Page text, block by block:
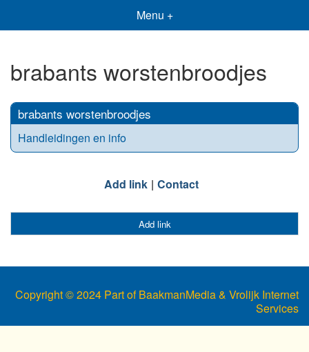
Menu +
brabants worstenbroodjes
brabants worstenbroodjes
Handleidingen en info
Add link Contact
Add link
Copyright © 2024 Part of BaakmanMedia & Vrolijk Internet
Services